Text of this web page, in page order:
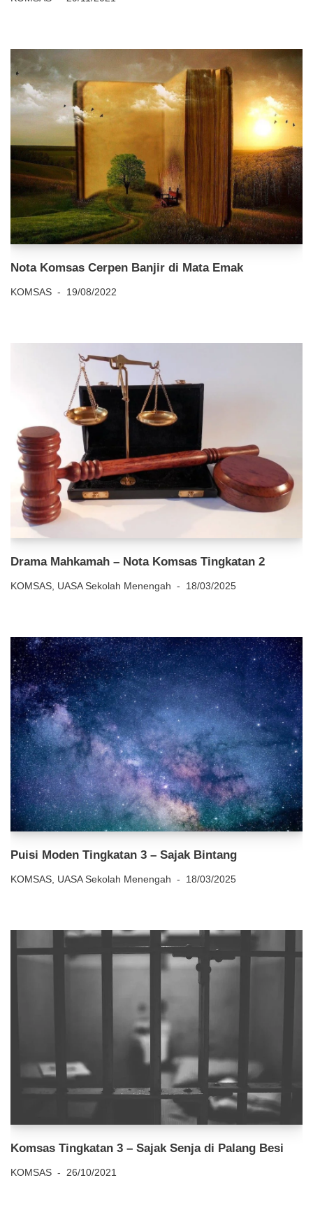
Nota Komsas Cerpen Banjir di Mata Emak
KOMSAS 19/08/2022
Drama Mahkamah – Nota Komsas Tingkatan 2
KOMSAS UASA Sekolah Menengah 18/03/2025
Puisi Moden Tingkatan 3 – Sajak Bintang
KOMSAS, UASA Sekolah Menengah 18/03/2025
Komsas Tingkatan 3 – Sajak Senja di Palang Besi
KOMSAS 26/10/2021